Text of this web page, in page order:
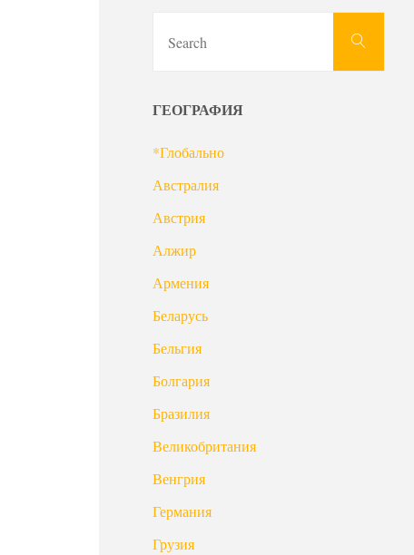
Search
ГЕОГРАФИЯ
*Глобально
Австралия
Австрия
Алжир
Армения
Беларусь
Бельгия
Болгария
Бразилия
Великобритания
Венгрия
Германия
Грузия